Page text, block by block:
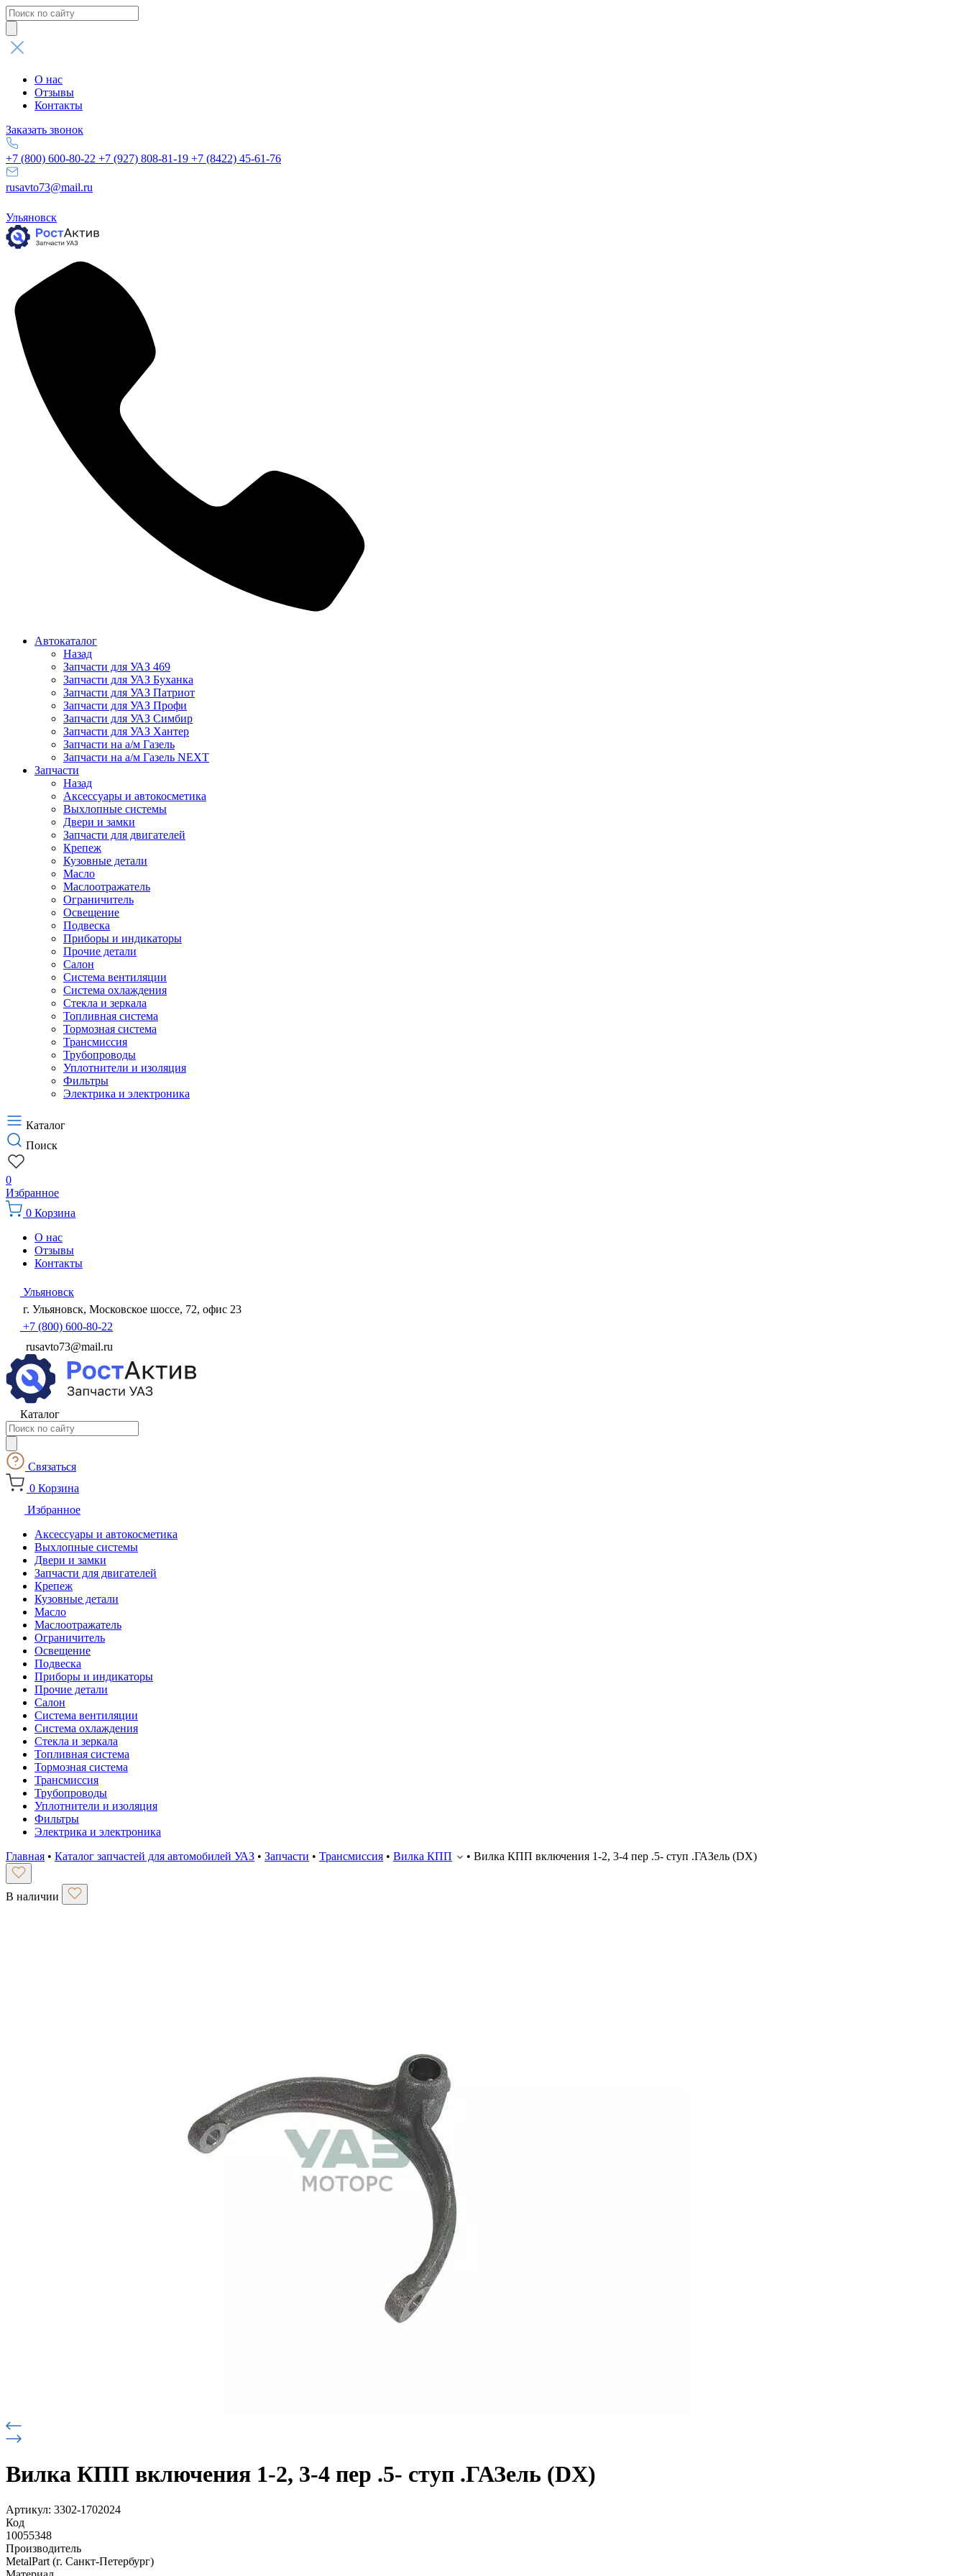
Поиск
товаров
О нас
Отзывы
Контакты
Заказать звонок
+7 (800) 600-80-22 +7 (927) 808-81-19 +7 (8422) 45-61-76
rusavto73@mail.ru
Ульяновск
Автокаталог
Назад
Запчасти для УАЗ 469
Запчасти для УАЗ Буханка
Запчасти для УАЗ Патриот
Запчасти для УАЗ Профи
Запчасти для УАЗ Симбир
Запчасти для УАЗ Хантер
Запчасти на а/м Газель
Запчасти на а/м Газель NEXT
Запчасти
Назад
Аксессуары и автокосметика
Выхлопные системы
Двери и замки
Запчасти для двигателей
Крепеж
Кузовные детали
Масло
Маслоотражатель
Ограничитель
Освещение
Подвеска
Приборы и индикаторы
Прочие детали
Салон
Система вентиляции
Система охлаждения
Стекла и зеркала
Топливная система
Тормозная система
Трансмиссия
Трубопроводы
Уплотнители и изоляция
Фильтры
Электрика и электроника
Каталог
Поиск
0
Избранное
0 Корзина
О нас
Отзывы
Контакты
Ульяновск
г. Ульяновск, Московское шоссе, 72, офис 23
+7 (800) 600-80-22
rusavto73@mail.ru
Каталог
Поиск
товаров
Связаться
0 Корзина
Избранное
Аксессуары и автокосметика
Выхлопные системы
Двери и замки
Запчасти для двигателей
Крепеж
Кузовные детали
Масло
Маслоотражатель
Ограничитель
Освещение
Подвеска
Приборы и индикаторы
Прочие детали
Салон
Система вентиляции
Система охлаждения
Стекла и зеркала
Топливная система
Тормозная система
Трансмиссия
Трубопроводы
Уплотнители и изоляция
Фильтры
Электрика и электроника
Главная • Каталог запчастей для автомобилей УАЗ • Запчасти • Трансмиссия • Вилка КПП • Вилка КПП включения 1-2, 3-4 пер .5- ступ .ГАЗель (DX)
В наличии
Вилка КПП включения 1-2, 3-4 пер .5- ступ .ГАЗель (DX)
Артикул: 3302-1702024
Код
10055348
Производитель
MetalPart (г. Санкт-Петербург)